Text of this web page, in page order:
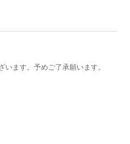
ます。予めご了承願います。